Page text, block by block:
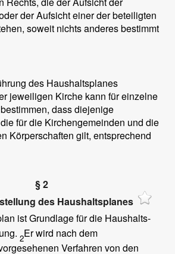
der Aufsicht einer der beteiligten
soweit nichts anderes bestimmt
des Haushaltsplanes
jeweiligen Kirche kann für einzelne
dass diejenige
für die Kirchengemeinden und die
Körperschaften gilt, entsprechend
§ 2
des Haushaltsplanes
ist Grundlage für die Haushalts-
2Er wird nach dem
Verfahren von den